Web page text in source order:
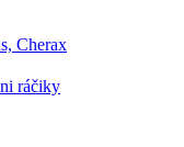
Cherax
ráčiky